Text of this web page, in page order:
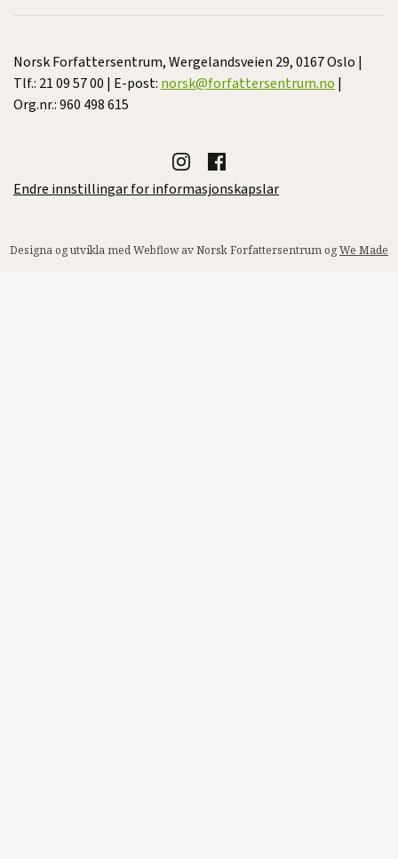
Norsk Forfattersentrum, Wergelandsveien 29, 0167 Oslo |
Tlf.: 21 09 57 00 | E-post: norsk@forfattersentrum.no |
Org.nr.: 960 498 615
Endre innstillingar for informasjonskapslar
Designa og utvikla med Webflow av Norsk Forfattersentrum ogWe Made